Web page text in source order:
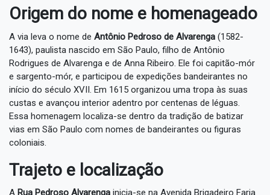
Origem do nome e homenageado
A via leva o nome de Antônio Pedroso de Alvarenga (1582-
1643), paulista nascido em São Paulo, filho de Antônio
Rodrigues de Alvarenga e de Anna Ribeiro. Ele foi capitão-mór
e sargento-mór, e participou de expedições bandeirantes no
início do século XVII. Em 1615 organizou uma tropa às suas
custas e avançou interior adentro por centenas de léguas.
Essa homenagem localiza-se dentro da tradição de batizar
vias em São Paulo com nomes de bandeirantes ou figuras
coloniais.
Trajeto e localização
A Rua Pedroso Alvarenga inicia-se na Avenida Brigadeiro Faria